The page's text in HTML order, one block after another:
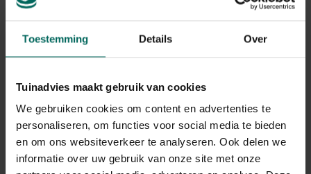
Toestemming Details Over
Tuinadvies maakt gebruik van cookies
We gebruiken cookies om content en advertenties te
personaliseren, om functies voor social media te bieden
en om ons websiteverkeer te analyseren. Ook delen we
informatie over uw gebruik van onze site met onze
belangrijk om te weten dat er ook milieuvriendelijke
Lees onze tips